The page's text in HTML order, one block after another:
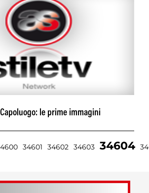
le prime immagini
34601 34602 34603 34604